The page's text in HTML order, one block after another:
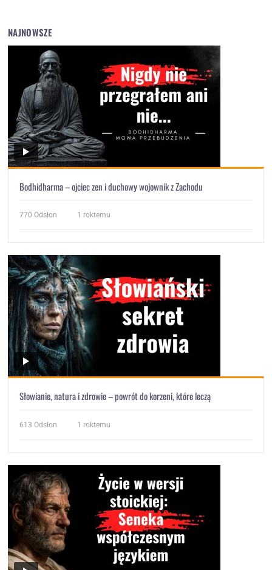
NAJNOWSZE
Bodhidharma – ojciec zen i duchowy wojownik z Zachodu
770 Odsłon 1 roktemu
Słowianie, natura i zdrowie – powrót do korzeni, które leczą
613 Odsłon 1 roktemu